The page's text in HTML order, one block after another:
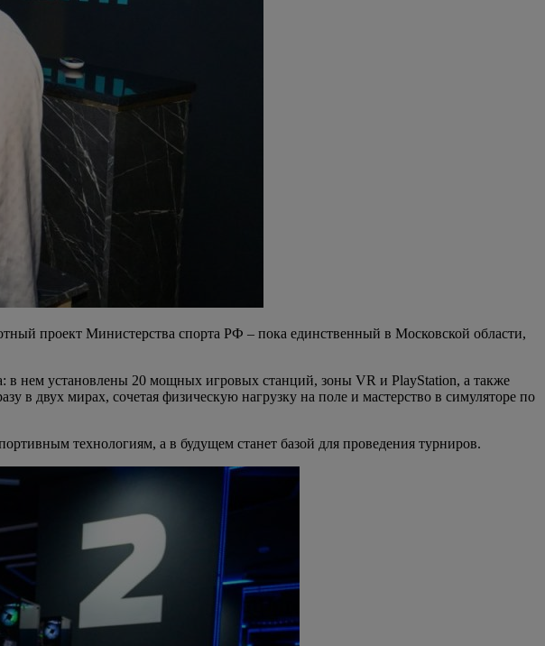
проект Министерства спорта РФ – пока единственный в Московской области,
в нем установлены 20 мощных игровых станций, зоны VR и PlayStation, а также
в двух мирах, сочетая физическую нагрузку на поле и мастерство в симуляторе по
технологиям, а в будущем станет базой для проведения турниров.